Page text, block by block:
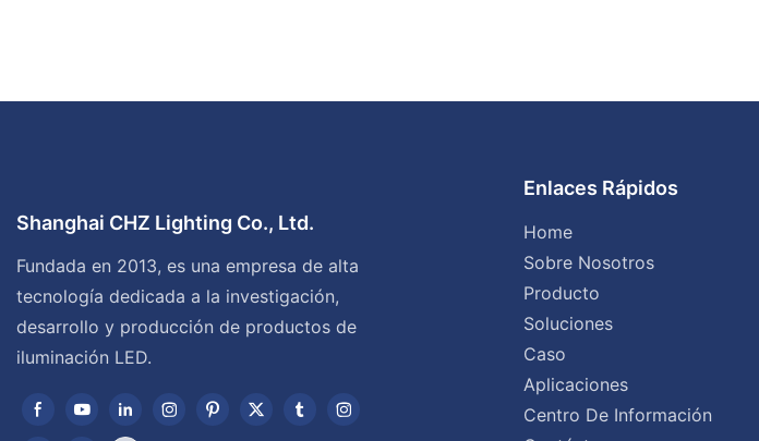
Shanghai CHZ Lighting Co., Ltd.
Fundada en 2013, es una empresa de alta
tecnología dedicada a la investigación,
desarrollo y producción de productos de
iluminación LED.
Enlaces Rápidos
Home
Sobre Nosotros
Producto
Soluciones
Caso
Aplicaciones
Centro De Información